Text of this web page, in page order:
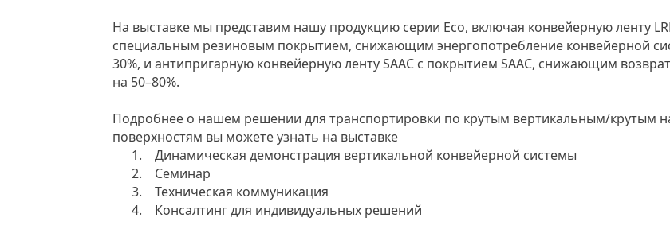
На выставке мы представим нашу продукцию серии Eco, включая конвейерную ленту
специальным резиновым покрытием, снижающим энергопотребление конвейерной
30%, и антипригарную конвейерную ленту SAAC с покрытием SAAC, снижающим
на 50–80%.
Подробнее о нашем решении для транспортировки по крутым вертикальным/крутым
поверхностям вы можете узнать на выставке
1.
Динамическая демонстрация вертикальной конвейерной системы
2.
Семинар
3.
Техническая коммуникация
4.
Консалтинг для индивидуальных решений